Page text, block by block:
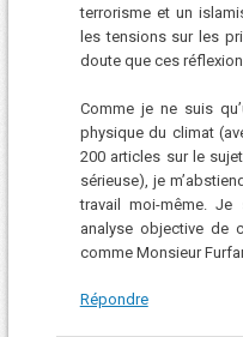
terrorisme et un
les tensions sur les
doute que ces
Comme je ne suis
physique du climat
200 articles sur le
sérieuse), je
travail moi-même.
analyse objective de
comme Monsieur
Répondre